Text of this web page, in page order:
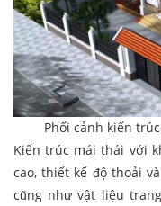
Phối cảnh kiến
Kiến trúc mái thái với
cao, thiết kế độ thoải
cũng như vật liệu